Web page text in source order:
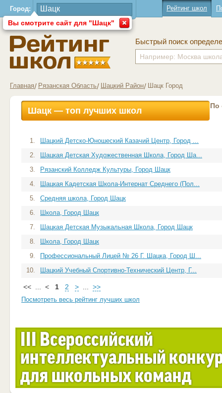
Город:
Вы смотрите сайт для "Шацк"
Рейтинг школ
Быстрый поиск
Главная Рязанская Область Шацкий Район Шацк Город
Шацк — топ лучших школ По
1.
Шацкий Детско-Юношеский Казачий Центр, Город ...
2.
Шацкая Детская Художественная Школа, Город Ша...
3.
Рязанский Колледж Культуры, Город Шацк
4.
Шацкая Кадетская Школа-Интернат Среднего (Пол...
5.
Средняя школа, Город Шацк
6.
Школа, Город Шацк
7.
Шацкая Детская Музыкальная Школа, Город Шацк
8.
Школа, Город Шацк
9.
Профессиональный Лицей № 26 Г. Шацка, Город Ш...
10.
Шацкий Учебный Спортивно-Технический Центр, Г...
<< < 1 2 > >>
Посмотреть весь рейтинг лучших школ